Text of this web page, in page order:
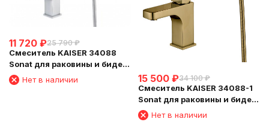
11 720 ₽25 790 ₽
Смеситель KAISER 34088
Sonat для раковины и биде
ХромНет в наличии 15 500 ₽34 100 ₽
Смеситель KAISER 34088-1
Sonat для раковины и биде
бронзаНет в наличии